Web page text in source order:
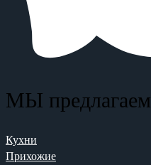
МЫ предлагаем
Кухни
Прихожие